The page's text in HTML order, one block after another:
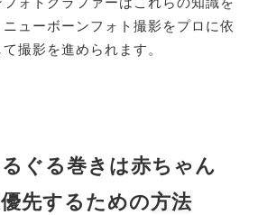
ューボーンフォト撮影をプロに依
撮影を進められます。
るぐる巻きは赤ちゃん
先するための方法